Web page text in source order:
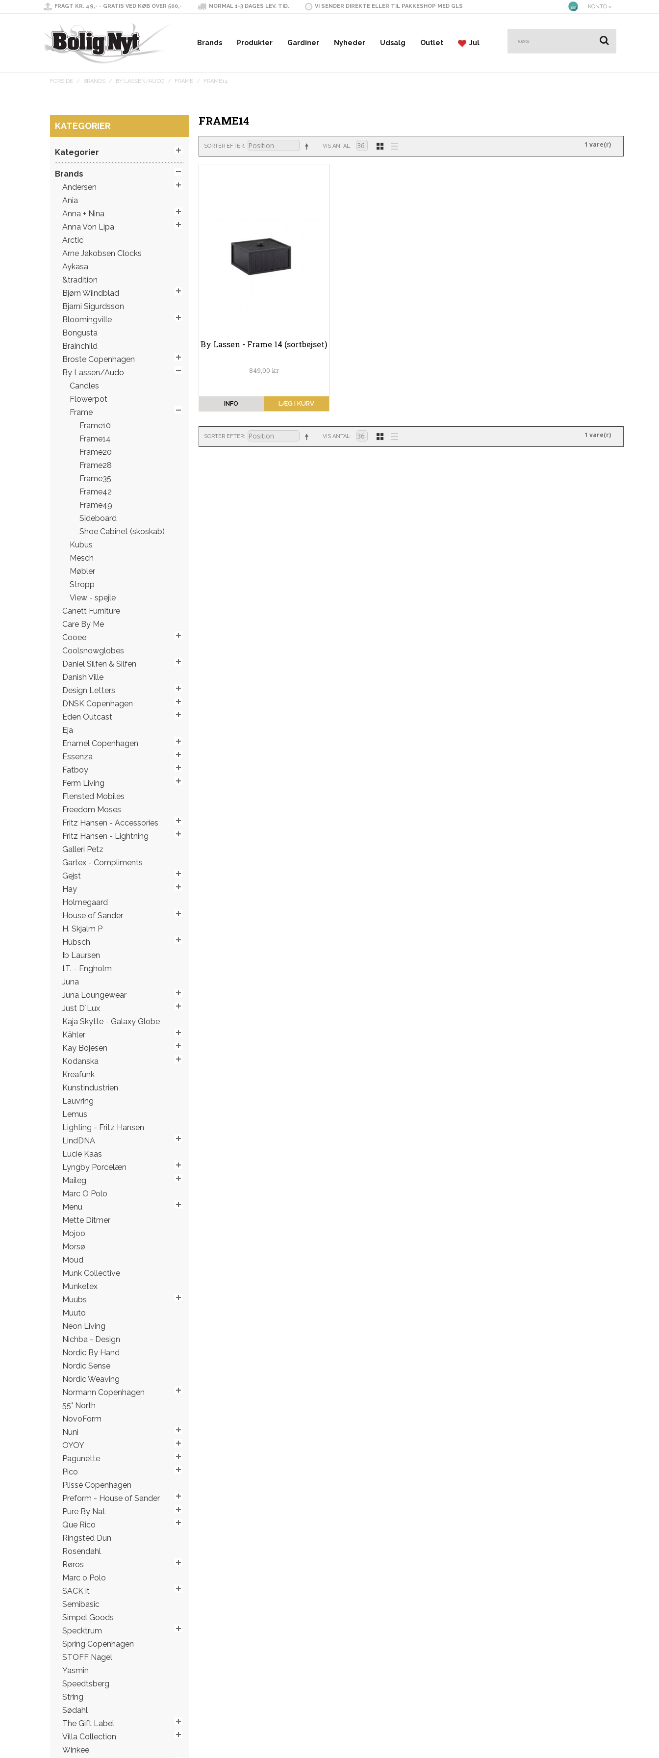
FRAGT KR. 49,- - GRATIS VED KØB OVER 500,- NORMAL 1-3 DAGES LEV. TID. VI SENDER DIREKTE ELLER TIL PAKKESHOP MED GLS KONTO
Brands Produkter Gardiner Nyheder Udsalg Outlet Jul
FORSIDE / BRANDS / BY LASSEN/AUDO / FRAME / FRAME14
KATEGORIER
Kategorier
Brands
Andersen
Ania
Anna + Nina
Anna Von Lipa
Arctic
Arne Jakobsen Clocks
Aykasa
&tradition
Bjørn Wiindblad
Bjarni Sigurdsson
Bloomingville
Bongusta
Brainchild
Broste Copenhagen
By Lassen/Audo
Candles
Flowerpot
Frame
Frame10
Frame14
Frame20
Frame28
Frame35
Frame42
Frame49
Sideboard
Shoe Cabinet (skoskab)
Kubus
Mesch
Møbler
Stropp
View - spejle
Canett Furniture
Care By Me
Cooee
Coolsnowglobes
Daniel Silfen & Silfen
Danish Ville
Design Letters
DNSK Copenhagen
Eden Outcast
Eja
Enamel Copenhagen
Essenza
Fatboy
Ferm Living
Flensted Mobiles
Freedom Moses
Fritz Hansen - Accessories
Fritz Hansen - Lightning
Galleri Petz
Gartex - Compliments
Gejst
Hay
Holmegaard
House of Sander
H. Skjalm P
Hübsch
Ib Laursen
I.T. - Engholm
Juna
Juna Loungewear
Just D´Lux
Kaja Skytte - Galaxy Globe
Kähler
Kay Bojesen
Kodanska
Kreafunk
Kunstindustrien
Lauvring
Lemus
Lighting - Fritz Hansen
LindDNA
Lucie Kaas
Lyngby Porcelæn
Maileg
Marc O Polo
Menu
Mette Ditmer
Mojoo
Morsø
Moud
Munk Collective
Munketex
Muubs
Muuto
Neon Living
Nichba - Design
Nordic By Hand
Nordic Sense
Nordic Weaving
Normann Copenhagen
55° North
NovoForm
Nuni
OYOY
Pagunette
Pico
Plissé Copenhagen
Preform - House of Sander
Pure By Nat
Que Rico
Ringsted Dun
Rosendahl
Røros
Marc o Polo
SACK it
Semibasic
Simpel Goods
Specktrum
Spring Copenhagen
STOFF Nagel
Yasmin
Speedtsberg
String
Sødahl
The Gift Label
Villa Collection
Winkee
FRAME14
SORTER EFTER VIS ANTAL 1 vare(r)
By Lassen - Frame 14 (sortbejset)
849,00 kr
LÆG I KURV
INFO
SORTER EFTER VIS ANTAL 1 vare(r)